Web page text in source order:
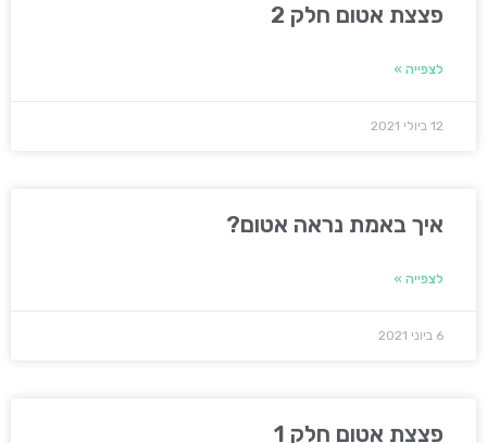
פצצת אטום חלק 2
לצפייה »
12 ביולי 2021
איך באמת נראה אטום?
לצפייה »
6 ביוני 2021
פצצת אטום חלק 1